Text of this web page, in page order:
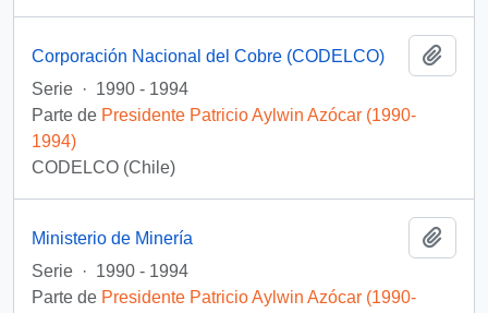
Corporación Nacional del Cobre (CODELCO)
Serie · 1990 - 1994
Parte de Presidente Patricio Aylwin Azócar (1990-
1994)
CODELCO (Chile)
Ministerio de Minería
Serie · 1990 - 1994
Parte de Presidente Patricio Aylwin Azócar (1990-